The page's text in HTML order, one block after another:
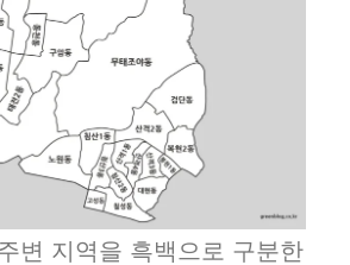
변 지역을 흑백으로 구분한